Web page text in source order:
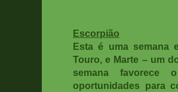
Escorpião
Esta é uma semana
Touro, e Marte – um
semana favorece
oportunidades para